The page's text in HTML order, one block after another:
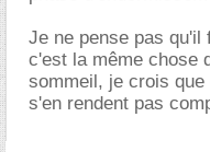
Je ne pense pas qu'il
c'est la même chose
sommeil, je crois
s'en rendent pas